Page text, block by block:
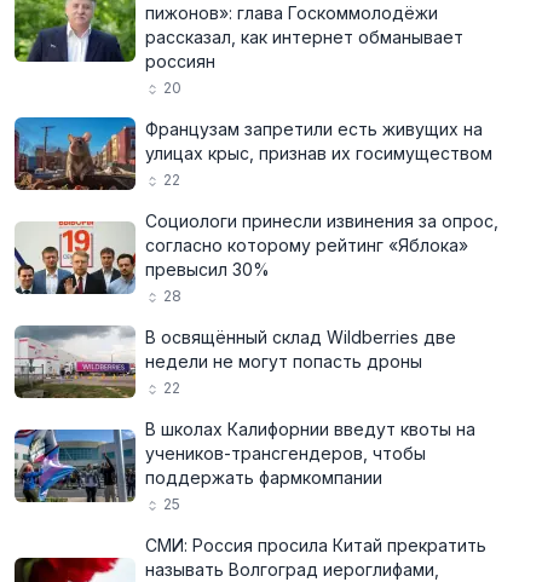
пижонов»: глава Госкоммолодёжи
рассказал, как интернет обманывает
россиян
20
Французам запретили есть живущих на
улицах крыс, признав их госимуществом
22
Социологи принесли извинения за опрос,
согласно которому рейтинг «Яблока»
превысил 30%
28
В освящённый склад Wildberries две
недели не могут попасть дроны
22
В школах Калифорнии введут квоты на
учеников-трансгендеров, чтобы
поддержать фармкомпании
25
СМИ: Россия просила Китай прекратить
называть Волгоград иероглифами,